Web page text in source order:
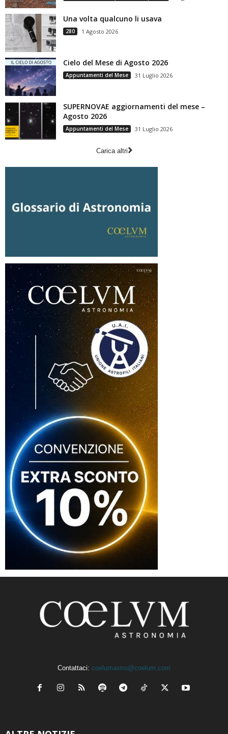
Una volta qualcuno li usava
280 1 Agosto 2026
Cielo del Mese di Agosto 2026
Appuntamenti del Mese 31 Luglio 2026
SUPERNOVAE aggiornamenti del mese –
Agosto 2026
Appuntamenti del Mese 31 Luglio 2026
Carica altri
Contattaci: coelumastro@coelum.com